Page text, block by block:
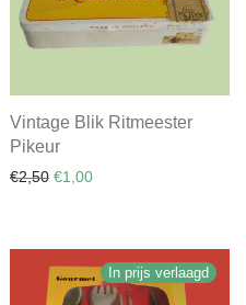
Vintage Blik Ritmeester
Pikeur
€2,50 Oorspronkelijke prijs was:
€1,00Huidige prijs is: €1,00.
In prijs verlaagd